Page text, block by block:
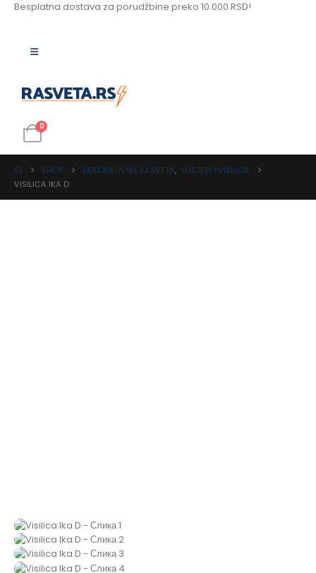
Besplatna dostava za porudžbine preko 10.000 RSD!
0
SHOP DEKORATIVNA RASVETA, LUSTERI I VISILICE
VISILICA IKA D